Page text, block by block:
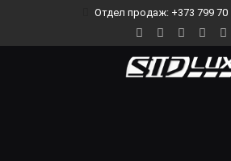
Отдел продаж: +373 799 70